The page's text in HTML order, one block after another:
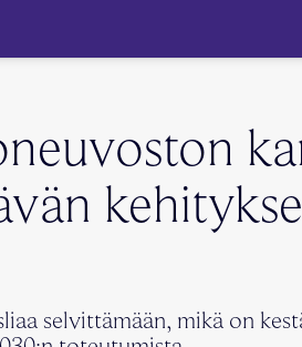
selvittämään, mikä on